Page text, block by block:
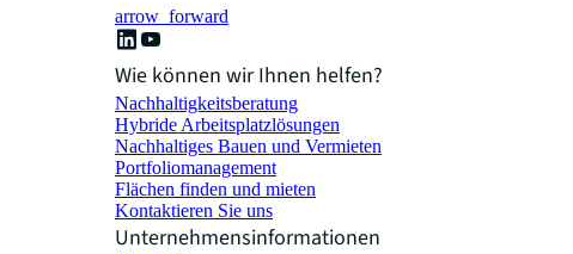
arrow_forward
Wie können wir Ihnen helfen?
Nachhaltigkeitsberatung
Hybride Arbeitsplatzlösungen
Nachhaltiges Bauen und Vermieten
Portfoliomanagement
Flächen finden und mieten
Kontaktieren Sie uns
Unternehmensinformationen